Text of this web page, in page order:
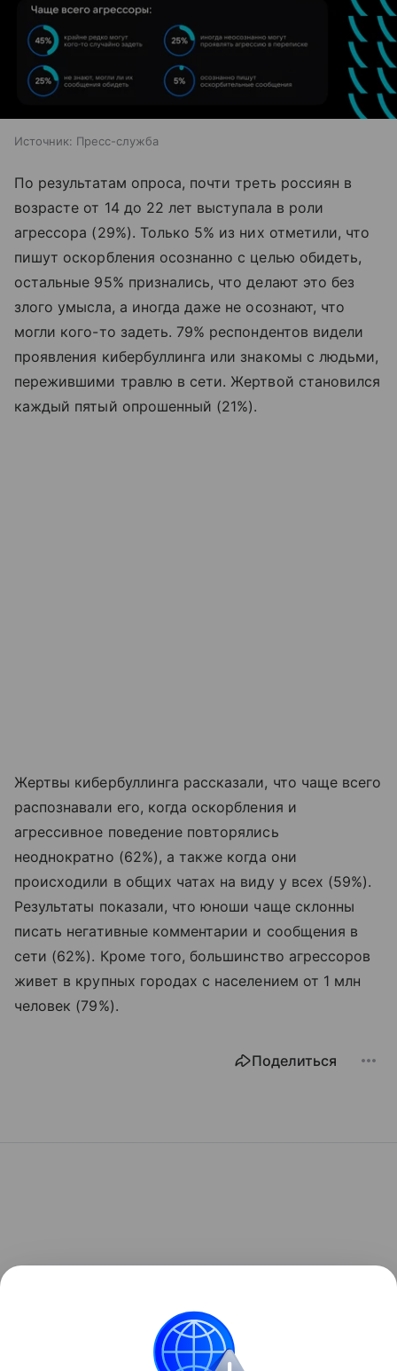
Источник: Пресс-служба
По результатам опроса, почти треть россиян в
возрасте от 14 до 22 лет выступала в роли
агрессора (29%). Только 5% из них отметили, что
пишут оскорбления осознанно с целью обидеть,
остальные 95% признались, что делают это без
злого умысла, а иногда даже не осознают, что
могли кого-то задеть. 79% респондентов видели
проявления кибербуллинга или знакомы с людьми,
пережившими травлю в сети. Жертвой становился
каждый пятый опрошенный (21%).
Жертвы кибербуллинга рассказали, что чаще всего
распознавали его, когда оскорбления и
агрессивное поведение повторялись
неоднократно (62%), а также когда они
происходили в общих чатах на виду у всех (59%).
Результаты показали, что юноши чаще склонны
писать негативные комментарии и сообщения в
сети (62%). Кроме того, большинство агрессоров
живет в крупных городах с населением от 1 млн
человек (79%).
Поделиться